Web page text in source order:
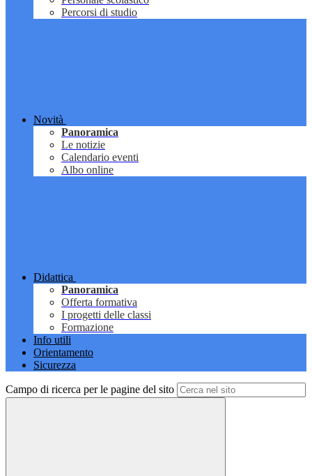
Percorsi di studio
Novità
Panoramica
Le notizie
Calendario eventi
Albo online
Didattica
Panoramica
Offerta formativa
I progetti delle classi
Formazione
Info utili
Orientamento
Sicurezza
Campo di ricerca per le pagine del sito